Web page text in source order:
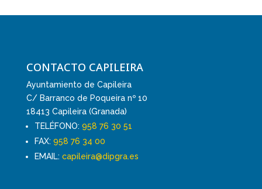
CONTACTO CAPILEIRA
Ayuntamiento de Capileira
C/ Barranco de Poqueira nº 10
18413 Capileira (Granada)
TELÉFONO: 958 76 30 51
FAX: 958 76 34 00
EMAIL: capileira@dipgra.es